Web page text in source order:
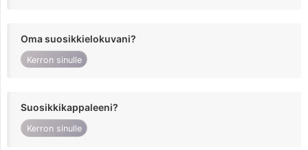
Oma suosikkielokuvani?
Kerron sinulle
Suosikkikappaleeni?
Kerron sinulle